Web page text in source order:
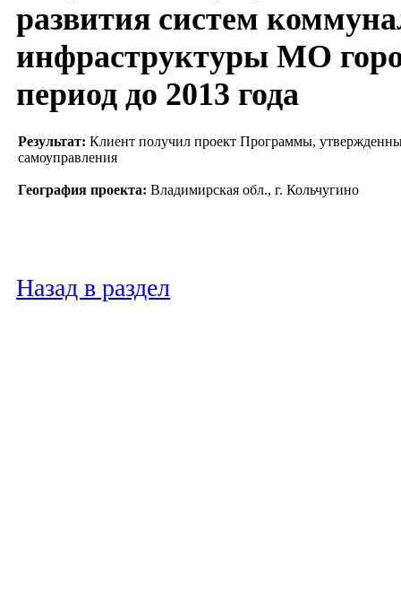
развития систем
инфраструктуры МО
период до 2013 года
Результат: Клиент получил проект Программы,
самоуправления
География проекта: Владимирская обл., г. Кольчугино
Назад в раздел